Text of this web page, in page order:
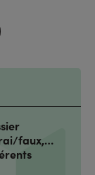
faux,…